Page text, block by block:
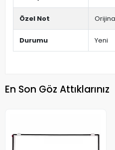
Özel Not
Durumu Yeni
En Son Göz Attıklarınız